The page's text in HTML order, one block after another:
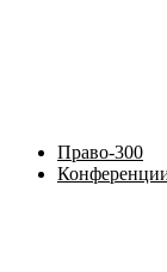
Право-300